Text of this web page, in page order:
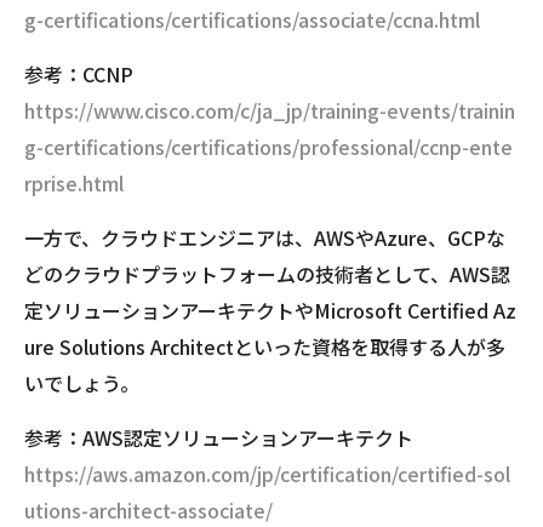
g-certifications/certifications/associate/ccna.html
参考：CCNP
https://www.cisco.com/c/ja_jp/training-events/trainin
g-certifications/certifications/professional/ccnp-ente
rprise.html
一方で、クラウドエンジニアは、AWSやAzure、GCPな
どのクラウドプラットフォームの技術者として、AWS認
定ソリューションアーキテクトやMicrosoft Certified Az
ure Solutions Architectといった資格を取得する人が多
いでしょう。
参考：AWS認定ソリューションアーキテクト
https://aws.amazon.com/jp/certification/certified-sol
utions-architect-associate/